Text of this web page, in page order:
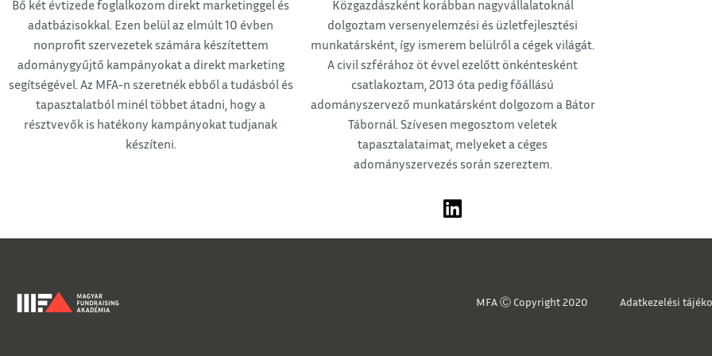
Bő két évtizede foglalkozom direkt marketinggel és
adatbázisokkal. Ezen belül az elmúlt 10 évben
nonprofit szervezetek számára készítettem
adománygyűjtő kampányokat a direkt marketing
segítségével. Az MFA-n szeretnék ebből a tudásból és
tapasztalatból minél többet átadni, hogy a
résztvevők is hatékony kampányokat tudjanak
készíteni.
Közgazdászként korábban nagyvállalatoknál
dolgoztam versenyelemzési és üzletfejlesztési
munkatársként, így ismerem belülről a cégek világát.
A civil szférához öt évvel ezelőtt önkéntesként
csatlakoztam, 2013 óta pedig főállású
adományszervező munkatársként dolgozom a Bátor
Tábornál. Szívesen megosztom veletek
tapasztalataimat, melyeket a céges
adományszervezés során szereztem.
MFA Ⓒ Copyright 2020 Adatkezelési